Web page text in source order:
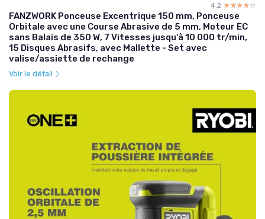
4.2 ☆☆☆☆☆
★★★★★
FANZWORK Ponceuse Excentrique 150 mm, Ponceuse
Orbitale avec une Course Abrasive de 5 mm, Moteur EC
sans Balais de 350 W, 7 Vitesses jusqu'à 10 000 tr/min,
15 Disques Abrasifs, avec Mallette - Set avec
valise/assiette de rechange
Voir le détail